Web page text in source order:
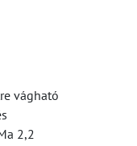
vágható
2,2